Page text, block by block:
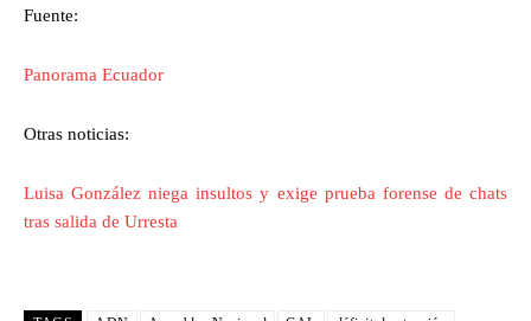
Fuente:
Panorama Ecuador
Otras noticias:
Luisa González niega insultos y exige prueba forense de chats
tras salida de Urresta